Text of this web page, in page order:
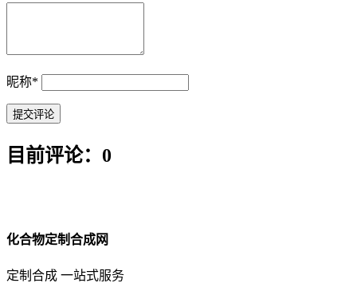
昵称*
目前评论：0
化合物定制合成网
定制合成 一站式服务